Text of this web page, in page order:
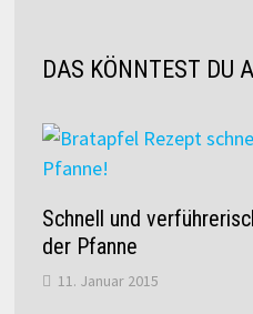
DAS KÖNNTEST DU
Schnell und
der Pfanne
11. Januar 2015